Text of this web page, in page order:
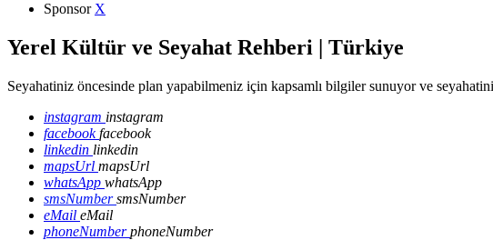
Sponsor X
Yerel Kültür ve Seyahat Rehberi | Türkiye
Seyahatiniz öncesinde plan yapabilmeniz için kapsamlı bilgiler sunuyor ve
instagram instagram
facebookfacebook
linkedin linkedin
mapsUrl mapsUrl
whatsApp whatsApp
smsNumbersmsNumber
eMail eMail
phoneNumberphoneNumber